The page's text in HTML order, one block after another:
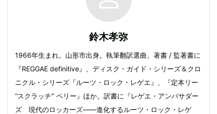
鈴木孝弥
1966年生まれ。山形市出身。執筆翻訳選曲。著書 / 監著書に
『REGGAE definitive』、ディスク・ガイド・シリーズ＆クロ
ニクル・シリーズ『ルーツ・ロック・レゲエ』、『定本リー
“スクラッチ" ペリー』ほか。訳書に『レゲエ・アンバサダー
ズ 現代のロッカーズ――進化するルーツ・ロック・レゲ